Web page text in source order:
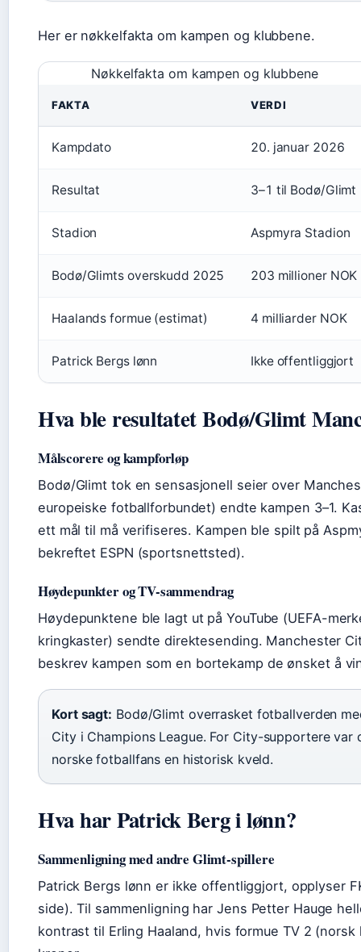
Her er nøkkelfakta om kampen og klubbene.
Nøkkelfakta om kampen og klubbene
FAKTA VERDI
Kampdato 20. januar 2026
Resultat 3–1 til Bodø/Glimt
Stadion Aspmyra Stadion
Bodø/Glimts overskudd 2025 203 millioner NOK
Haalands formue (estimat) 4 milliarder NOK
Patrick Bergs lønn Ikke offentliggjort
Hva ble resultatet Bodø/Glimt
Målscorere og kampforløp
Bodø/Glimt tok en sensasjonell seier over
europeiske fotballforbundet) endte kampen 3–1.
ett mål til må verifiseres. Kampen ble spilt på
bekreftet ESPN (sportsnettsted).
Høydepunkter og TV-sammendrag
Høydepunktene ble lagt ut på YouTube (UEFA-
kringkaster) sendte direktesending. Manchester
beskrev kampen som en bortekamp de ønsket å
Kort sagt: Bodø/Glimt overrasket fotballverden
City i Champions League. For City-supportere
norske fotballfans en historisk kveld.
Hva har Patrick Berg i lønn?
Sammenligning med andre Glimt-spillere
Patrick Bergs lønn er ikke offentliggjort, opplyser
side). Til sammenligning har Jens Petter Hauge
kontrast til Erling Haaland, hvis formue TV 2